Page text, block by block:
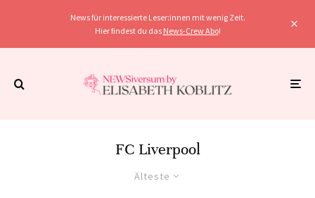
News für interessierte Leser:innen mit wenig Zeit.
Hier findest du das News-Crew Abo!
FC Liverpool
Älteste